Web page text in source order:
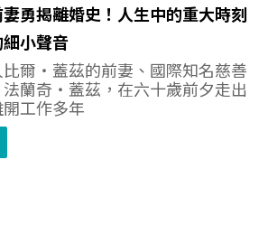
勇揭離婚史！人生中的重大時刻
小聲音
比爾‧蓋茲的前妻、國際知名慈善
蘭奇‧蓋茲，在六十歲前夕走出
工作多年